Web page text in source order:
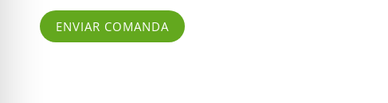
ENVIAR COMANDA